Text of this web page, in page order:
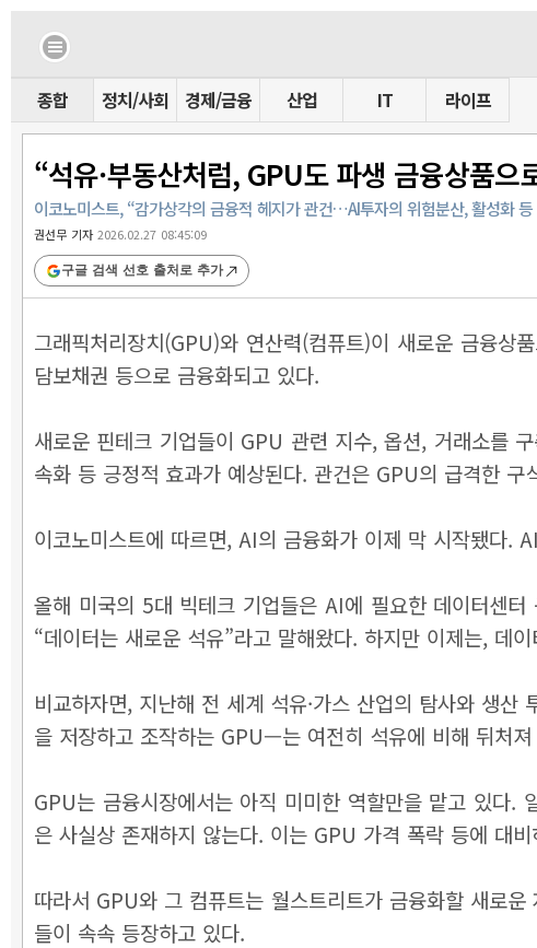
종합 정치/사회 경제/금융 산업 IT 라이프
“석유·부동산처럼, GPU도 파생 금융상품으
이코노미스트, “감가상각의 금융적 헤지가 관건…AI투자의 위험분산, 활성화 등
권선무 기자2026.02.27 08:45:09
구글 검색 선호 출처로 추가
그래픽처리장치(GPU)와 연산력(컴퓨트)이 새로운 금융상
담보채권 등으로 금융화되고 있다.
새로운 핀테크 기업들이 GPU 관련 지수, 옵션, 거래소를
속화 등 긍정적 효과가 예상된다. 관건은 GPU의 급격한 구
이코노미스트에 따르면, AI의 금융화가 이제 막 시작됐다.
올해 미국의 5대 빅테크 기업들은 AI에 필요한 데이터센
“데이터는 새로운 석유”라고 말해왔다. 하지만 이제는, 데
비교하자면, 지난해 전 세계 석유·가스 산업의 탐사와 생
을 저장하고 조작하는 GPU—는 여전히 석유에 비해 뒤처져
GPU는 금융시장에서는 아직 미미한 역할만을 맡고 있다
은 사실상 존재하지 않는다. 이는 GPU 가격 폭락 등에 대
따라서 GPU와 그 컴퓨트는 월스트리트가 금융화할 새로
들이 속속 등장하고 있다.